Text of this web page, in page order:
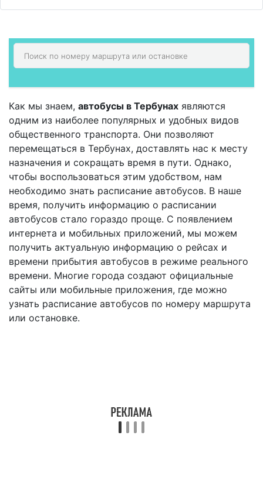
Как мы знаем, автобусы в Тербунах являются
одним из наиболее популярных и удобных видов
общественного транспорта. Они позволяют
перемещаться в Тербунах, доставлять нас к месту
назначения и сокращать время в пути. Однако,
чтобы воспользоваться этим удобством, нам
необходимо знать расписание автобусов. В наше
время, получить информацию о расписании
автобусов стало гораздо проще. С появлением
интернета и мобильных приложений, мы можем
получить актуальную информацию о рейсах и
времени прибытия автобусов в режиме реального
времени. Многие города создают официальные
сайты или мобильные приложения, где можно
узнать расписание автобусов по номеру маршрута
или остановке.